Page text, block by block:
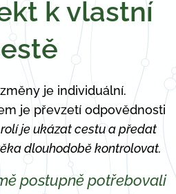
k vlastní
je individuální.
je převzetí odpovědnosti
je ukázat cestu a předat
dlouhodobě kontrolovat.
postupně potřebovali